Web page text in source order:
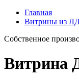
Главная
Витрины из
Cобственное
Витрина